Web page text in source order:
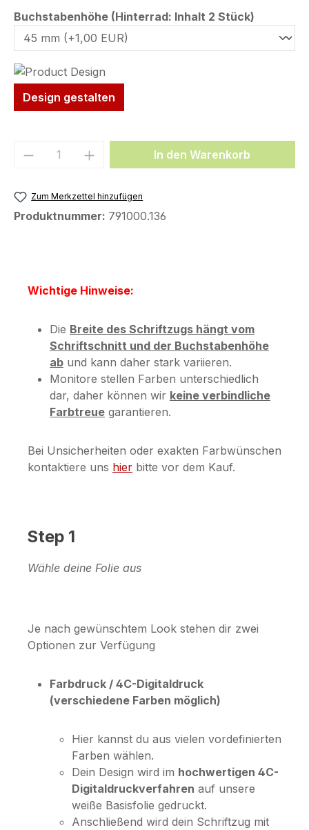
Buchstabenhöhe (Hinterrad: Inhalt 2 Stück)
Design gestalten
Produkt Anzahl: Gib denIn den Warenkorb
Zum Merkzettel hinzufügen
Produktnummer: 791000.136
Wichtige Hinweise:
Die Breite des Schriftzugs hängt vom
Schriftschnitt und der Buchstabenhöhe
ab und kann daher stark variieren.
Monitore stellen Farben unterschiedlich
dar, daher können wir keine verbindliche
Farbtreue garantieren.
Bei Unsicherheiten oder exakten Farbwünschen
kontaktiere uns hier bitte vor dem Kauf.
Step 1
Wähle deine Folie aus
Je nach gewünschtem Look stehen dir zwei
Optionen zur Verfügung
Farbdruck / 4C-Digitaldruck
(verschiedene Farben möglich)
Hier kannst du aus vielen vordefinierten
Farben wählen.
Dein Design wird im hochwertigen 4C-
Digitaldruckverfahren auf unsere
weiße Basisfolie gedruckt.
Anschließend wird dein Schriftzug mit